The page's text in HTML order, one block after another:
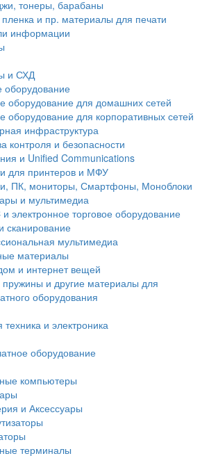
тонеры, барабаны
и пр. материалы для печати
информации
и СХД
оборудование
оборудование для домашних сетей
оборудование для корпоративных сетей
инфраструктура
контроля и безопасности
и Unified Communications
для принтеров и МФУ
ПК, мониторы, Смартфоны, Моноблоки
и мультимедиа
электронное торговое оборудование
сканирование
мультимедиа
материалы
и интернет вещей
пружины и другие материалы для
оборудования
техника и электроника
оборудование
компьютеры
и Аксессуары
терминалы